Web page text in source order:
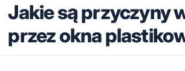
Jakie są przyczyny
przez okna